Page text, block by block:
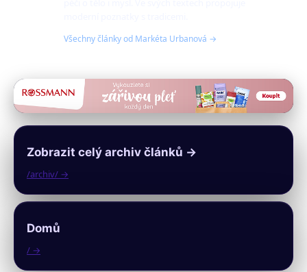
Všechny články od Markéta Urbanová →
Zobrazit celý archiv článků →
/archiv/ →
Domů
/ →